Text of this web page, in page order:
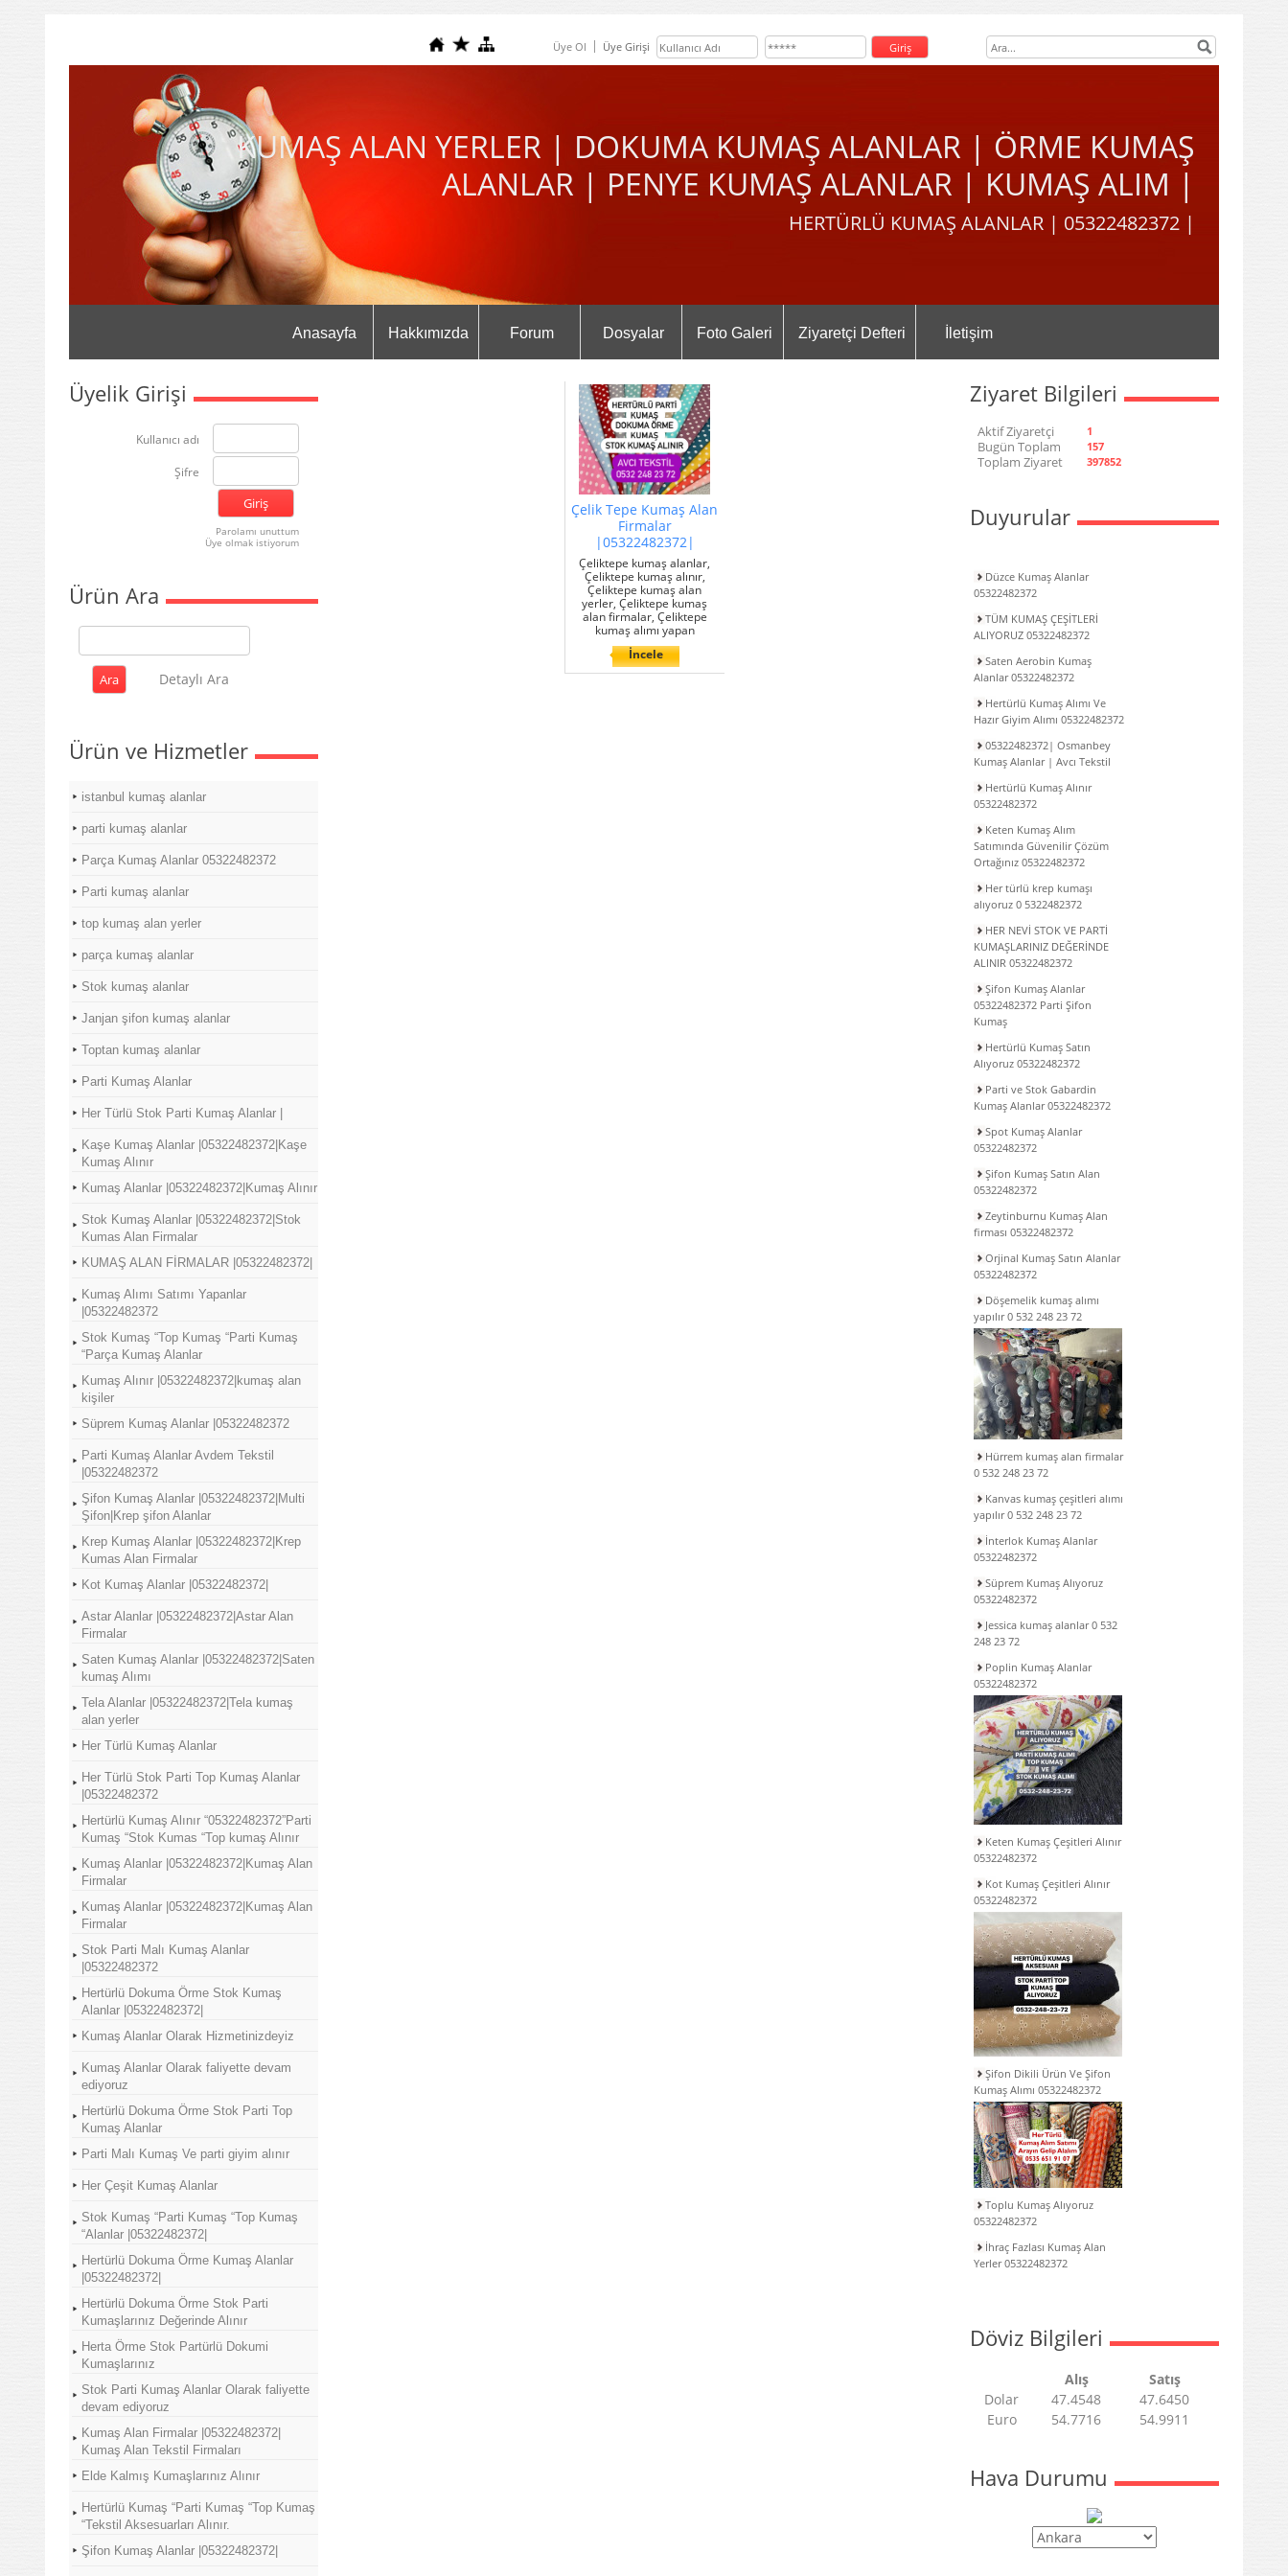
Üye Ol Üye Girişi
KUMAŞ ALAN YERLER | DOKUMA KUMAŞ ALANLAR | ÖRME KUMAŞ
ALANLAR | PENYE KUMAŞ ALANLAR | KUMAŞ ALIM |
HERTÜRLÜ KUMAŞ ALANLAR | 05322482372 |
Anasayfa Hakkımızda Forum Dosyalar Foto Galeri Ziyaretçi Defteri İletişim
Üyelik Girişi
Kullanıcı adı
Şifre
Parolamı unuttum
Üye olmak istiyorum
Ürün Ara
Detaylı Ara
Ürün ve Hizmetler
istanbul kumaş alanlar
parti kumaş alanlar
Parça Kumaş Alanlar 05322482372
Parti kumaş alanlar
top kumaş alan yerler
parça kumaş alanlar
Stok kumaş alanlar
Janjan şifon kumaş alanlar
Toptan kumaş alanlar
Parti Kumaş Alanlar
Her Türlü Stok Parti Kumaş Alanlar |
Kaşe Kumaş Alanlar |05322482372|Kaşe
Kumaş Alınır
Kumaş Alanlar |05322482372|Kumaş Alınır
Stok Kumaş Alanlar |05322482372|Stok
Kumas Alan Firmalar
KUMAŞ ALAN FİRMALAR |05322482372|
Kumaş Alımı Satımı Yapanlar
|05322482372
Stok Kumaş “Top Kumaş “Parti Kumaş
“Parça Kumaş Alanlar
Kumaş Alınır |05322482372|kumaş alan
kişiler
Süprem Kumaş Alanlar |05322482372
Parti Kumaş Alanlar Avdem Tekstil
|05322482372
Şifon Kumaş Alanlar |05322482372|Multi
Şifon|Krep şifon Alanlar
Krep Kumaş Alanlar |05322482372|Krep
Kumas Alan Firmalar
Kot Kumaş Alanlar |05322482372|
Astar Alanlar |05322482372|Astar Alan
Firmalar
Saten Kumaş Alanlar |05322482372|Saten
kumaş Alımı
Tela Alanlar |05322482372|Tela kumaş
alan yerler
Her Türlü Kumaş Alanlar
Her Türlü Stok Parti Top Kumaş Alanlar
|05322482372
Hertürlü Kumaş Alınır “05322482372”Parti
Kumaş “Stok Kumas “Top kumaş Alınır
Kumaş Alanlar |05322482372|Kumaş Alan
Firmalar
Kumaş Alanlar |05322482372|Kumaş Alan
Firmalar
Stok Parti Malı Kumaş Alanlar
|05322482372
Hertürlü Dokuma Örme Stok Kumaş
Alanlar |05322482372|
Kumaş Alanlar Olarak Hizmetinizdeyiz
Kumaş Alanlar Olarak faliyette devam
ediyoruz
Hertürlü Dokuma Örme Stok Parti Top
Kumaş Alanlar
Parti Malı Kumaş Ve parti giyim alınır
Her Çeşit Kumaş Alanlar
Stok Kumaş “Parti Kumaş “Top Kumaş
“Alanlar |05322482372|
Hertürlü Dokuma Örme Kumaş Alanlar
|05322482372|
Hertürlü Dokuma Örme Stok Parti
Kumaşlarınız Değerinde Alınır
Herta Örme Stok Partürlü Dokumi
Kumaşlarınız
Stok Parti Kumaş Alanlar Olarak faliyette
devam ediyoruz
Kumaş Alan Firmalar |05322482372|
Kumaş Alan Tekstil Firmaları
Elde Kalmış Kumaşlarınız Alınır
Hertürlü Kumaş “Parti Kumaş “Top Kumaş
“Tekstil Aksesuarları Alınır.
Şifon Kumaş Alanlar |05322482372|
Çelik Tepe Kumaş Alan
Firmalar
|05322482372|
Çeliktepe kumaş alanlar,
Çeliktepe kumaş alınır,
Çeliktepe kumaş alan
yerler, Çeliktepe kumaş
alan firmalar, Çeliktepe
kumaş alımı yapan
İncele
Ziyaret Bilgileri
Aktif Ziyaretçi 1
Bugün Toplam 157
Toplam Ziyaret 397852
Duyurular
Düzce Kumaş Alanlar
05322482372
TÜM KUMAŞ ÇEŞİTLERİ
ALIYORUZ 05322482372
Saten Aerobin Kumaş
Alanlar 05322482372
Hertürlü Kumaş Alımı Ve
Hazır Giyim Alımı 05322482372
05322482372| Osmanbey
Kumaş Alanlar | Avcı Tekstil
Hertürlü Kumaş Alınır
05322482372
Keten Kumaş Alım
Satımında Güvenilir Çözüm
Ortağınız 05322482372
Her türlü krep kumaşı
alıyoruz 0 5322482372
HER NEVİ STOK VE PARTİ
KUMAŞLARINIZ DEĞERİNDE
ALINIR 05322482372
Şifon Kumaş Alanlar
05322482372 Parti Şifon
Kumaş
Hertürlü Kumaş Satın
Alıyoruz 05322482372
Parti ve Stok Gabardin
Kumaş Alanlar 05322482372
Spot Kumaş Alanlar
05322482372
Şifon Kumaş Satın Alan
05322482372
Zeytinburnu Kumaş Alan
firması 05322482372
Orjinal Kumaş Satın Alanlar
05322482372
Döşemelik kumaş alımı
yapılır 0 532 248 23 72
Hürrem kumaş alan firmalar
0 532 248 23 72
Kanvas kumaş çeşitleri alımı
yapılır 0 532 248 23 72
İnterlok Kumaş Alanlar
05322482372
Süprem Kumaş Alıyoruz
05322482372
Jessica kumaş alanlar 0 532
248 23 72
Poplin Kumaş Alanlar
05322482372
Keten Kumaş Çeşitleri Alınır
05322482372
Kot Kumaş Çeşitleri Alınır
05322482372
Şifon Dikili Ürün Ve Şifon
Kumaş Alımı 05322482372
Toplu Kumaş Alıyoruz
05322482372
İhraç Fazlası Kumaş Alan
Yerler 05322482372
Döviz Bilgileri
Alış
Satış
Dolar
47.4548
47.6450
Euro
54.7716 54.9911
Hava Durumu